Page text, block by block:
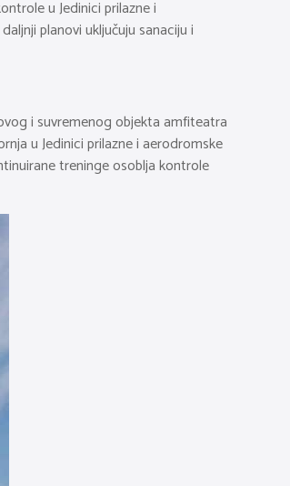
u Jedinici prilazne i
planovi uključuju sanaciju i
i suvremenog objekta amfiteatra
u Jedinici prilazne i aerodromske
treninge osoblja kontrole